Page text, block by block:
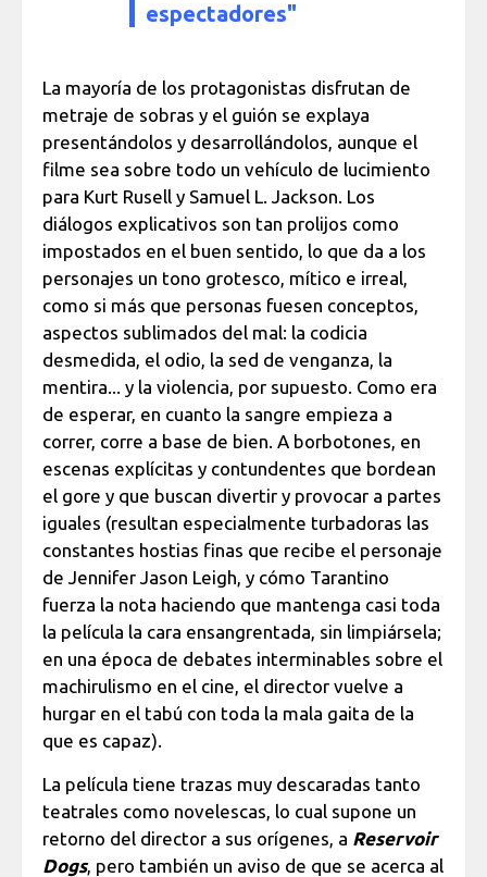
espectadores"
La mayoría de los protagonistas disfrutan de
metraje de sobras y el guión se explaya
presentándolos y desarrollándolos, aunque el
filme sea sobre todo un vehículo de lucimiento
para Kurt Rusell y Samuel L. Jackson. Los
diálogos explicativos son tan prolijos como
impostados en el buen sentido, lo que da a los
personajes un tono grotesco, mítico e irreal,
como si más que personas fuesen conceptos,
aspectos sublimados del mal: la codicia
desmedida, el odio, la sed de venganza, la
mentira... y la violencia, por supuesto. Como era
de esperar, en cuanto la sangre empieza a
correr, corre a base de bien. A borbotones, en
escenas explícitas y contundentes que bordean
el gore y que buscan divertir y provocar a partes
iguales (resultan especialmente turbadoras las
constantes hostias finas que recibe el personaje
de Jennifer Jason Leigh, y cómo Tarantino
fuerza la nota haciendo que mantenga casi toda
la película la cara ensangrentada, sin limpiársela;
en una época de debates interminables sobre el
machirulismo en el cine, el director vuelve a
hurgar en el tabú con toda la mala gaita de la
que es capaz).
La película tiene trazas muy descaradas tanto
teatrales como novelescas, lo cual supone un
retorno del director a sus orígenes, a Reservoir
Dogs, pero también un aviso de que se acerca al